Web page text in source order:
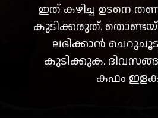
ഇത് കഴിച്ച ഉടനെ
കുടിക്കരുത്.
ലഭിക്കാൻ
കുടിക്കുക.
കഫം